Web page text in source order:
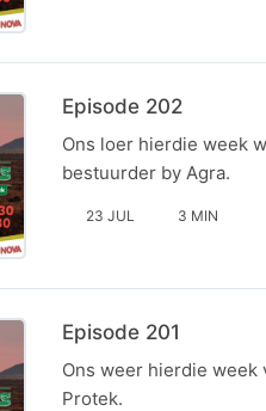
Episode 202
Ons loer hierdie week
bestuurder by Agra.
23 JUL 3 MIN
Episode 201
Ons weer hierdie week
Protek.